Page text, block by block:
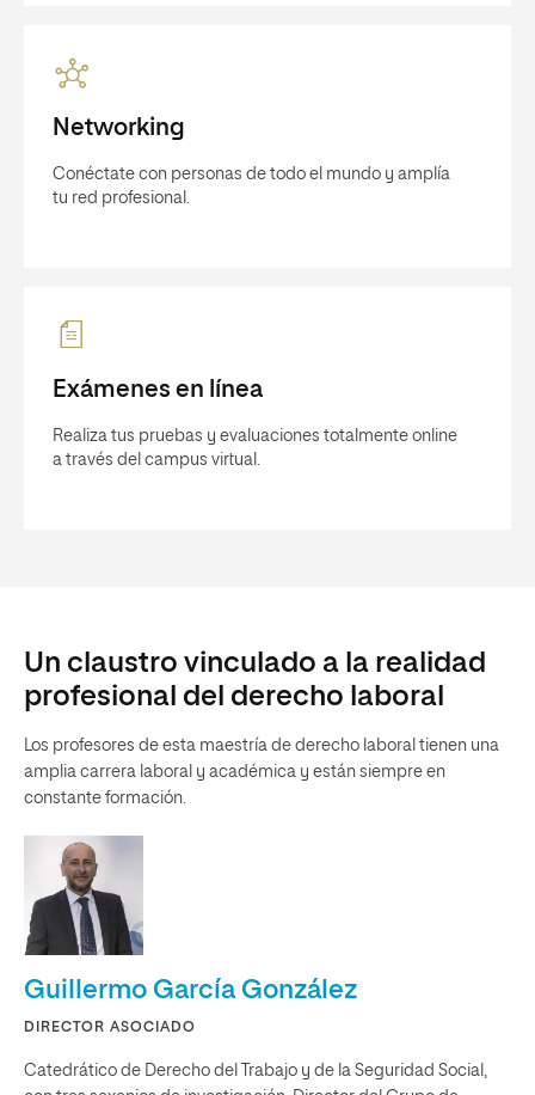
Networking
Conéctate con personas de todo el mundo y amplía
tu red profesional.
Exámenes en línea
Realiza tus pruebas y evaluaciones totalmente online
a través del campus virtual.
Un claustro vinculado a la realidad
profesional del derecho laboral
Los profesores de esta maestría de derecho laboral tienen una
amplia carrera laboral y académica y están siempre en
constante formación.
Guillermo García González
DIRECTOR ASOCIADO
Catedrático de Derecho del Trabajo y de la Seguridad Social,